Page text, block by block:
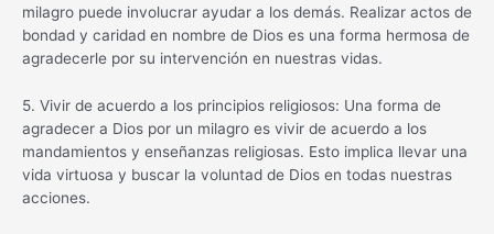
milagro puede involucrar ayudar a los demás. Realizar actos de
bondad y caridad en nombre de Dios es una forma hermosa de
agradecerle por su intervención en nuestras vidas.
5. Vivir de acuerdo a los principios religiosos: Una forma de
agradecer a Dios por un milagro es vivir de acuerdo a los
mandamientos y enseñanzas religiosas. Esto implica llevar una
vida virtuosa y buscar la voluntad de Dios en todas nuestras
acciones.